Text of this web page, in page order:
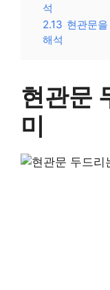
석
2.13 현관문
해석
현관문
미